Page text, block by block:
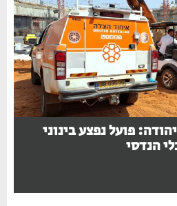
פועל נפצע בינוני